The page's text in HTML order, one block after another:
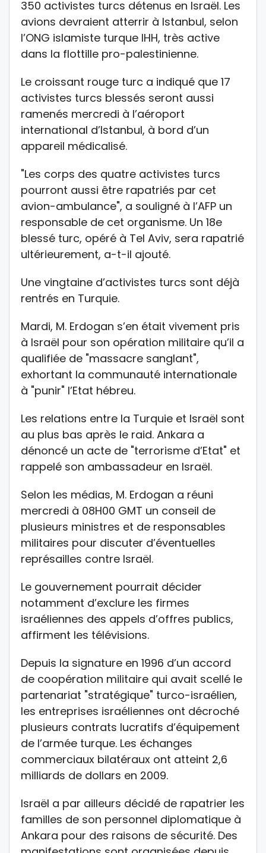
350 activistes turcs détenus en Israël. Les
avions devraient atterrir à Istanbul, selon
l’ONG islamiste turque IHH, très active
dans la flottille pro-palestinienne.
Le croissant rouge turc a indiqué que 17
activistes turcs blessés seront aussi
ramenés mercredi à l’aéroport
international d’Istanbul, à bord d’un
appareil médicalisé.
"Les corps des quatre activistes turcs
pourront aussi être rapatriés par cet
avion-ambulance", a souligné à l’AFP un
responsable de cet organisme. Un 18e
blessé turc, opéré à Tel Aviv, sera rapatrié
ultérieurement, a-t-il ajouté.
Une vingtaine d’activistes turcs sont déjà
rentrés en Turquie.
Mardi, M. Erdogan s’en était vivement pris
à Israël pour son opération militaire qu’il a
qualifiée de "massacre sanglant",
exhortant la communauté internationale
à "punir" l’Etat hébreu.
Les relations entre la Turquie et Israël sont
au plus bas après le raid. Ankara a
dénoncé un acte de "terrorisme d’Etat" et
rappelé son ambassadeur en Israël.
Selon les médias, M. Erdogan a réuni
mercredi à 08H00 GMT un conseil de
plusieurs ministres et de responsables
militaires pour discuter d’éventuelles
représailles contre Israël.
Le gouvernement pourrait décider
notamment d’exclure les firmes
israéliennes des appels d’offres publics,
affirment les télévisions.
Depuis la signature en 1996 d’un accord
de coopération militaire qui avait scellé le
partenariat "stratégique" turco-israélien,
les entreprises israéliennes ont décroché
plusieurs contrats lucratifs d’équipement
de l’armée turque. Les échanges
commerciaux bilatéraux ont atteint 2,6
milliards de dollars en 2009.
Israël a par ailleurs décidé de rapatrier les
familles de son personnel diplomatique à
Ankara pour des raisons de sécurité. Des